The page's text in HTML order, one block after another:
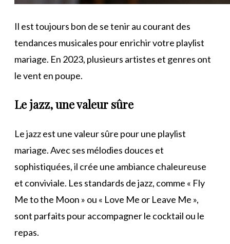
Il est toujours bon de se tenir au courant des
tendances musicales pour enrichir votre playlist
mariage. En 2023, plusieurs artistes et genres ont
le vent en poupe.
Le jazz, une valeur sûre
Le jazz est une valeur sûre pour une playlist
mariage. Avec ses mélodies douces et
sophistiquées, il crée une ambiance chaleureuse
et conviviale. Les standards de jazz, comme « Fly
Me to the Moon » ou « Love Me or Leave Me »,
sont parfaits pour accompagner le cocktail ou le
repas.